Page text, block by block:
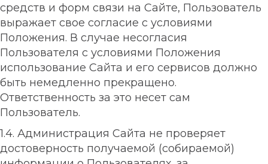
средств и форм связи на Сайте, Пользователь
выражает свое согласие с условиями
Положения. В случае несогласия
Пользователя с условиями Положения
использование Сайта и его сервисов должно
быть немедленно прекращено.
Ответственность за это несет сам
Пользователь.
1.4. Администрация Сайта не проверяет
достоверность получаемой (собираемой)